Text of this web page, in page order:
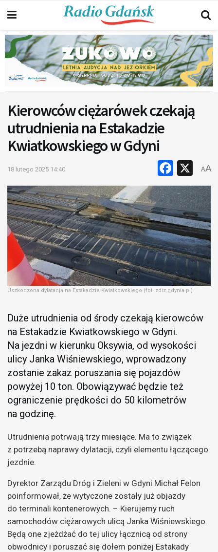
Kierowców ciężarówek czekają
utrudnienia na Estakadzie
Kwiatkowskiego w Gdyni
18 lutego 2025 14:40 X
AA
Uszkodzona dylatacja na Estakadzie Kwiatkowskiego (fot. zdiz.gdynia.pl)
Duże utrudnienia od środy czekają kierowców
na Estakadzie Kwiatkowskiego w Gdyni.
Na jezdni w kierunku Oksywia, od wysokości
ulicy Janka Wiśniewskiego, wprowadzony
zostanie zakaz poruszania się pojazdów
powyżej 10 ton. Obowiązywać będzie też
ograniczenie prędkości do 50 kilometrów
na godzinę.
Utrudnienia potrwają trzy miesiące. Ma to związek
z potrzebą naprawy dylatacji, czyli elementu łączącego
jezdnie.
Dyrektor Zarządu Dróg i Zieleni w Gdyni Michał Felon
poinformował, że wytyczone zostały już objazdy
do terminali kontenerowych. – Kierujemy ruch
samochodów ciężarowych ulicą Janka Wiśniewskiego.
Będą one zjeżdżać do tej ulicy łącznicą od strony
obwodnicy i poruszać się dołem poniżej Estakady